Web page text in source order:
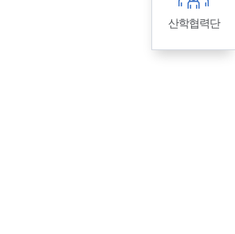
산학협력단